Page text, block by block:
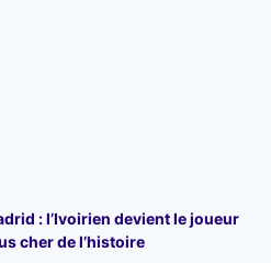
: l’Ivoirien devient le joueur
cher de l’histoire